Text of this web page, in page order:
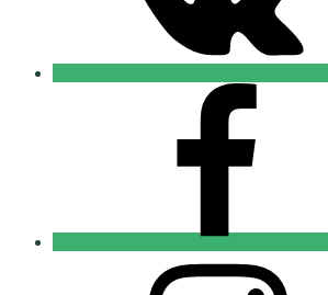
Православные